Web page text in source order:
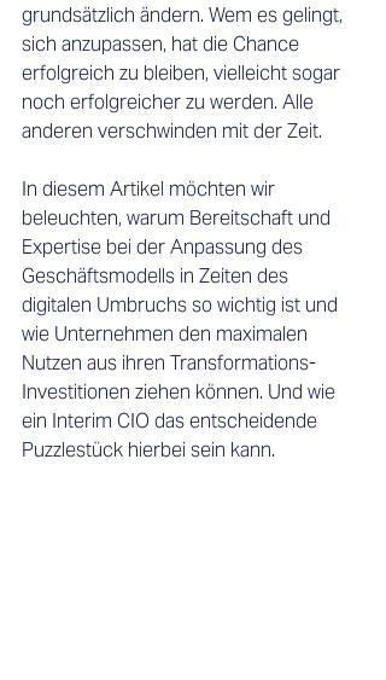
grundsätzlich ändern. Wem es gelingt,
sich anzupassen, hat die Chance
erfolgreich zu bleiben, vielleicht sogar
noch erfolgreicher zu werden. Alle
anderen verschwinden mit der Zeit.
In diesem Artikel möchten wir
beleuchten, warum Bereitschaft und
Expertise bei der Anpassung des
Geschäftsmodells in Zeiten des
digitalen Umbruchs so wichtig ist und
wie Unternehmen den maximalen
Nutzen aus ihren Transformations-
Investitionen ziehen können. Und wie
ein Interim CIO das entscheidende
Puzzlestück hierbei sein kann.